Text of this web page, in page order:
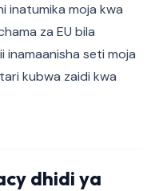
inatumika moja kwa
za EU bila
inamaanisha seti moja
kubwa zaidi kwa
dhidi ya